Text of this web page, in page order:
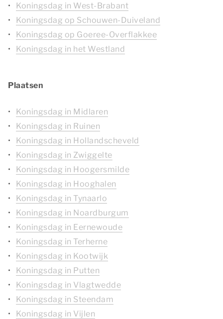
Koningsdag in West-Brabant
Koningsdag op Schouwen-Duiveland
Koningsdag op Goeree-Overflakkee
Koningsdag in het Westland
Plaatsen
Koningsdag in Midlaren
Koningsdag in Ruinen
Koningsdag in Hollandscheveld
Koningsdag in Zwiggelte
Koningsdag in Hoogersmilde
Koningsdag in Hooghalen
Koningsdag in Tynaarlo
Koningsdag in Noardburgum
Koningsdag in Eernewoude
Koningsdag in Terherne
Koningsdag in Kootwijk
Koningsdag in Putten
Koningsdag in Vlagtwedde
Koningsdag in Steendam
Koningsdag in Vijlen